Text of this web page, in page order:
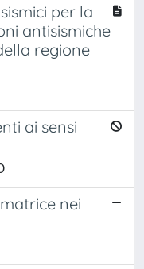
per la
antisismiche
regione
ai sensi
nei